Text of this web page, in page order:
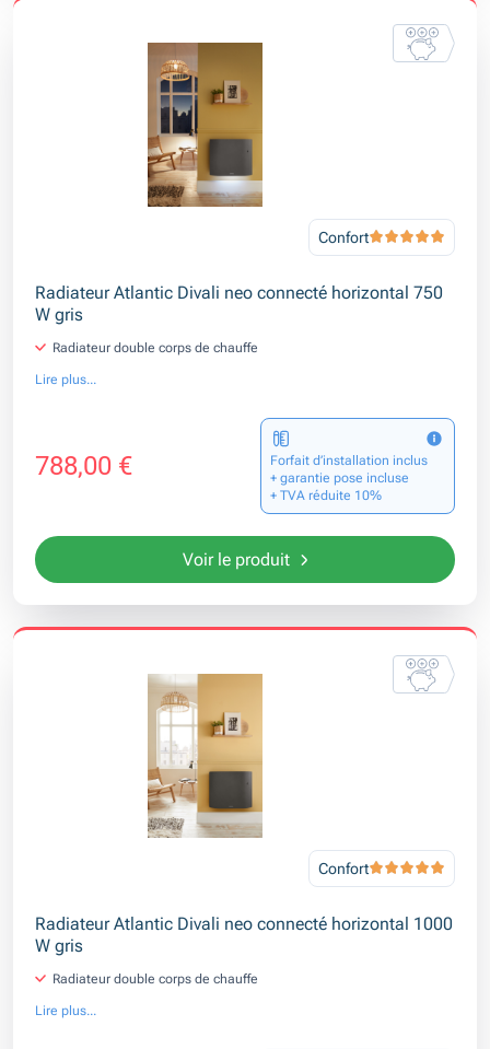
Confort
Radiateur Atlantic Divali neo connecté horizontal 750
W gris
Radiateur double corps de chauffe
Lire plus...
788,00 €
Forfait d’installation inclus
+ garantie pose incluse
+ TVA réduite 10%
Voir le produit
Confort
Radiateur Atlantic Divali neo connecté horizontal 1000
W gris
Radiateur double corps de chauffe
Lire plus...